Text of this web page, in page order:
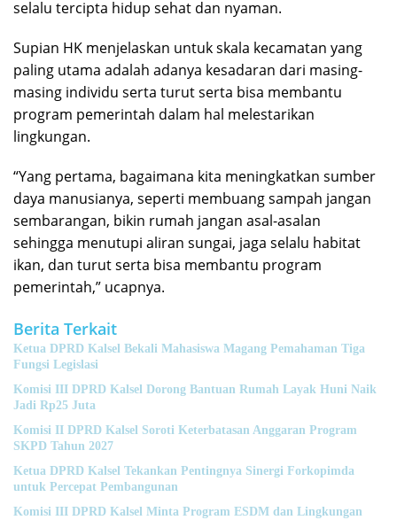
selalu tercipta hidup sehat dan nyaman.
Supian HK menjelaskan untuk skala kecamatan yang
paling utama adalah adanya kesadaran dari masing-
masing individu serta turut serta bisa membantu
program pemerintah dalam hal melestarikan
lingkungan.
“Yang pertama, bagaimana kita meningkatkan sumber
daya manusianya, seperti membuang sampah jangan
sembarangan, bikin rumah jangan asal-asalan
sehingga menutupi aliran sungai, jaga selalu habitat
ikan, dan turut serta bisa membantu program
pemerintah,” ucapnya.
Berita Terkait
Ketua DPRD Kalsel Bekali Mahasiswa Magang Pemahaman Tiga
Fungsi Legislasi
Komisi III DPRD Kalsel Dorong Bantuan Rumah Layak Huni Naik
Jadi Rp25 Juta
Komisi II DPRD Kalsel Soroti Keterbatasan Anggaran Program
SKPD Tahun 2027
Ketua DPRD Kalsel Tekankan Pentingnya Sinergi Forkopimda
untuk Percepat Pembangunan
Komisi III DPRD Kalsel Minta Program ESDM dan Lingkungan